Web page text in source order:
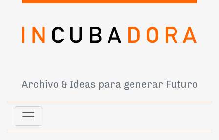
Archivo & Ideas para generar Futuro